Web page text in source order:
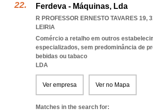
Ferdeva - Máquinas, Lda
R PROFESSOR ERNESTO TAVARES 19,
LEIRIA
Comércio a retalho em outros
especializados, sem predominância de
bebidas ou tabaco
LDA
Ver empresa Ver no Mapa
Matches in the search for: